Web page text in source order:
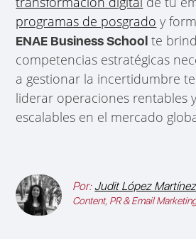
programas de posgrado y
ENAE Business School te
competencias estratégicas
a gestionar la incertidumbre
liderar operaciones rentables
escalables en el mercado
Por: Judit López Martínez
Content, PR & Email